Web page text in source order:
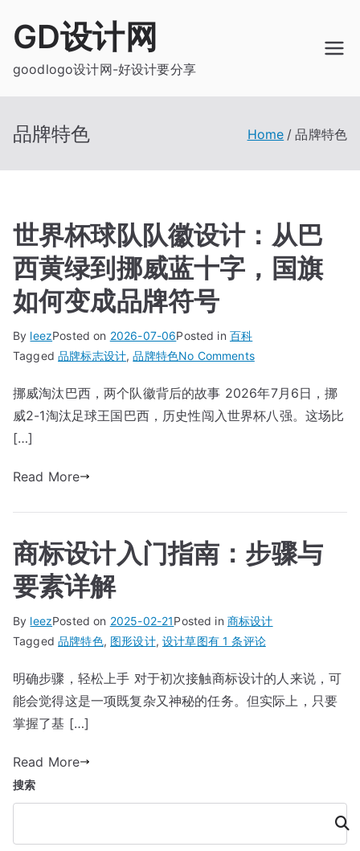
GD设计网
goodlogo设计网-好设计要分享
品牌特色 Home 品牌特色
世界杯球队队徽设计：从巴
西黄绿到挪威蓝十字，国旗
如何变成品牌符号
By leezPosted on 2026-07-06Posted in 百科
Tagged品牌标志设计,品牌特色No Commentson
界
杯
设
从
黄
绿
挪
威
挪威淘汰巴西，两个队徽背后的故事 2026年7月6日，挪
威2-1淘汰足球王国巴西，历史性闯入世界杯八强。这场比
[…]
Read More
商标设计入门指南：步骤与
要素详解
By leezPosted on 2025-02-21Posted in 商标设计
Tagged品牌特色, 图形设计,设计草图商
设
计
步
与
有 1 条评论
明确步骤，轻松上手 对于初次接触商标设计的人来说，可
能会觉得这是一项既复杂又神秘的任务。但实际上，只要
掌握了基 […]
Read More
搜索
搜
索